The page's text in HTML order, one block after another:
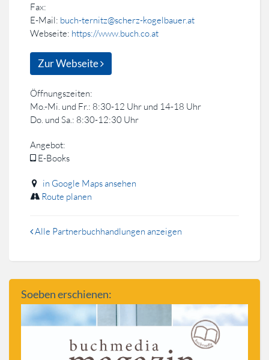
Fax:
E-Mail: buch-ternitz@scherz-kogelbauer.at
Webseite: https://www.buch.co.at
Zur Webseite
Öffnungszeiten:
Mo.-Mi. und Fr.: 8:30-12 Uhr und 14-18 Uhr
Do. und Sa.: 8:30-12:30 Uhr
Angebot:
E-Books
in Google Maps ansehen
Route planen
Alle Partnerbuchhandlungen anzeigen
Soeben erschienen: